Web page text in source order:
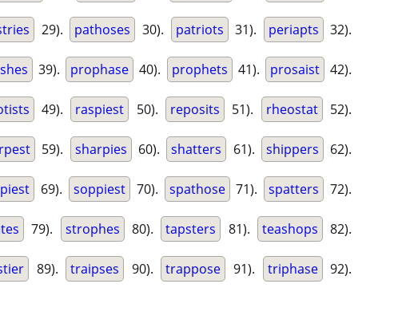
29). pathoses 30). patriots 31). periapts 32).
39). prophase 40). prophets 41). prosaist 42).
49). raspiest 50). reposits 51). rheostat 52).
59). sharpies 60). shatters 61). shippers 62).
69). soppiest 70). spathose 71). spatters 72).
79). strophes 80). tapsters 81). teashops 82).
89). traipses 90). trappose 91). triphase 92).